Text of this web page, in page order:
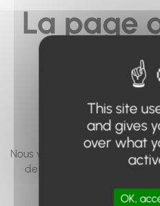
La page
vous
pas...
Nous vous invitons à utiliser
de page, ou à utiliser le
This site
and gives
over what
OK,